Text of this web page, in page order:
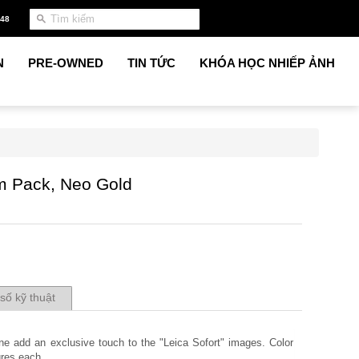
PRE-OWNED TIN TỨC KHÓA HỌC NHIẾP ẢNH
Pack, Neo Gold
kỹ thuật
add an exclusive touch to the "Leica Sofort" images. Color